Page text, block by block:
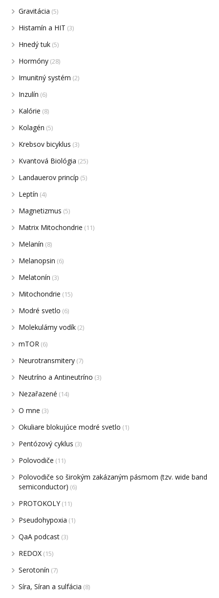
Gravitácia (5)
Histamín a HIT (3)
Hnedý tuk (5)
Hormóny (28)
Imunitný systém (2)
Inzulín (6)
Kalórie (8)
Kolagén (5)
Krebsov bicyklus (3)
Kvantová Biológia (25)
Landauerov princíp (5)
Leptín (4)
Magnetizmus (5)
Matrix Mitochondrie (11)
Melanín (8)
Melanopsin (6)
Melatonín (3)
Mitochondrie (15)
Modré svetlo (6)
Molekulárny vodík (2)
mTOR (6)
Neurotransmitery (7)
Neutríno a Antineutríno (3)
Nezařazené (14)
O mne (3)
Okuliare blokujúce modré svetlo (1)
Pentózový cyklus (3)
Polovodiče (11)
Polovodiče so širokým zakázaným pásmom (tzv. wide band
semiconductor) (6)
PROTOKOLY(11)
Pseudohypoxia (1)
QaA podcast (3)
REDOX (15)
Serotonín (7)
Síra, Síran a sulfácia (8)